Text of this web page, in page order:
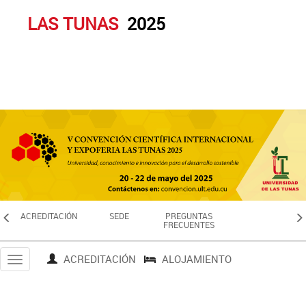
LAS TUNAS 2025
ACREDITACIÓN SEDE
PREGUNTAS
FRECUENTES
Toggle
navigation
ACREDITACIÓN ALOJAMIENTO